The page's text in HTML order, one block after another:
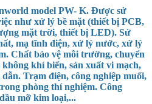
model PW- K. Được sử
như xử lý bề mặt (thiết bị PCB,
mặt trời, thiết bị LED). Sử
mạ tĩnh điện, xử lý nước, xử lý
Chất bảo vệ môi trường, chuyển
khí biển, sản xuất vi mạch,
Trạm điện, công nghiệp muối,
phòng thí nghiệm. Công
mỡ kim loại,...